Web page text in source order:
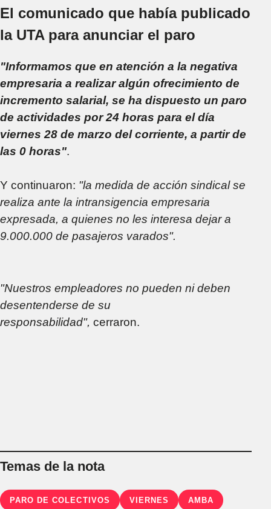
El comunicado que había publicado
la UTA para anunciar el paro
"Informamos que en atención a la negativa
empresaria a realizar algún ofrecimiento de
incremento salarial, se ha dispuesto un paro
de actividades por 24 horas para el día
viernes 28 de marzo del corriente, a partir de
las 0 horas".
Y continuaron: "la medida de acción sindical se
realiza ante la intransigencia empresaria
expresada, a quienes no les interesa dejar a
9.000.000 de pasajeros varados".
"Nuestros empleadores no pueden ni deben
desentenderse de su
responsabilidad", cerraron.
Temas de la nota
PARO DE COLECTIVOS VIERNES AMBA